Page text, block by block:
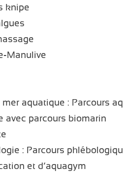
knipe
Manulive
mer aquatique : Parcours
avec parcours biomarin
: Parcours
et d’aquagym